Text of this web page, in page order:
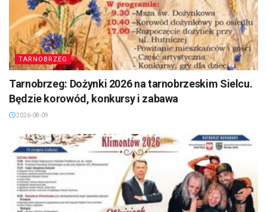
TARNOBRZEG
Tarnobrzeg: Dożynki 2026 na tarnobrzeskim Sielcu.
Będzie korowód, konkursy i zabawa
2026-08-09